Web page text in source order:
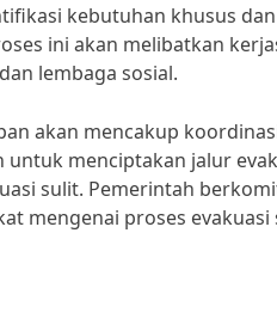
kebutuhan khusus
ini akan melibatkan
lembaga sosial.
akan mencakup
untuk menciptakan jalur
sulit. Pemerintah
mengenai proses evakuasi